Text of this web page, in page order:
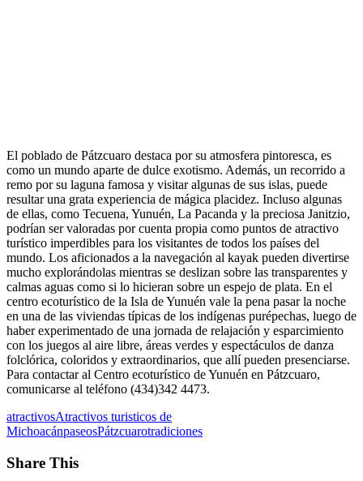
El poblado de Pátzcuaro destaca por su atmosfera pintoresca, es
como un mundo aparte de dulce exotismo. Además, un recorrido a
remo por su laguna famosa y visitar algunas de sus islas, puede
resultar una grata experiencia de mágica placidez. Incluso algunas
de ellas, como Tecuena, Yunuén, La Pacanda y la preciosa Janitzio,
podrían ser valoradas por cuenta propia como puntos de atractivo
turístico imperdibles para los visitantes de todos los países del
mundo. Los aficionados a la navegación al kayak pueden divertirse
mucho explorándolas mientras se deslizan sobre las transparentes y
calmas aguas como si lo hicieran sobre un espejo de plata. En el
centro ecoturístico de la Isla de Yunuén vale la pena pasar la noche
en una de las viviendas típicas de los indígenas purépechas, luego de
haber experimentado de una jornada de relajación y esparcimiento
con los juegos al aire libre, áreas verdes y espectáculos de danza
folclórica, coloridos y extraordinarios, que allí pueden presenciarse.
Para contactar al Centro ecoturístico de Yunuén en Pátzcuaro,
comunicarse al teléfono (434)342 4473.
atractivosAtractivos turisticos de
MichoacánpaseosPátzcuarotradiciones
Share This